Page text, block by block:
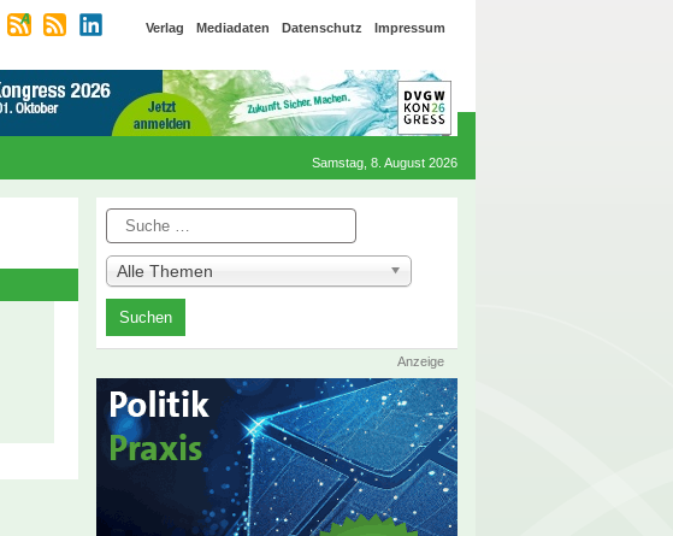
Verlag Mediadaten Datenschutz Impressum
Samstag, 8. August 2026
Suche
Alle Themen
Anzeige